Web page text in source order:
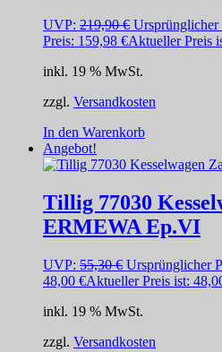
UVP: 219,90€ Ursprünglicher
Preis: 159,98 €Aktueller Preis
inkl. 19 % MwSt.
zzgl. Versandkosten
In den Warenkorb
Angebot!
Tillig 77030
ERMEWA Ep.VI
UVP: 55,30€ Ursprünglicher
48,00 €Aktueller Preis ist:
inkl. 19 % MwSt.
zzgl. Versandkosten